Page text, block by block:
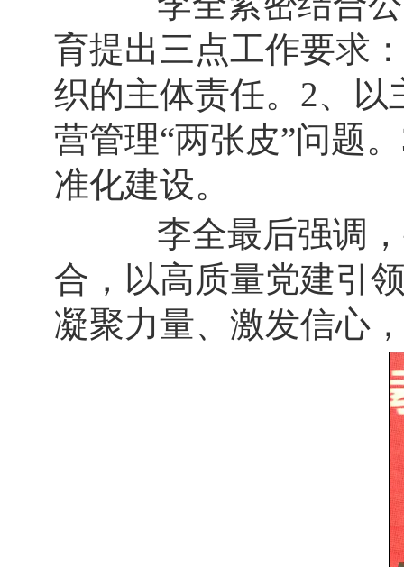
育提出三点工作要求
织的主体责任。2、
营管理“两张皮”问题
准化建设。
李全最后强调，
合，以高质量党建引
凝聚力量、激发信心